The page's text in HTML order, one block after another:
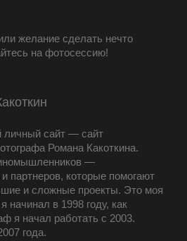
желание сделать нечто
на фотосессию!
личный сайт — сайт
Романа Какоткина.
—
партнеров, которые помогают
и сложные проекты. Это моя
начинал в 1998 году, как
я начал работать с 2003.
года.